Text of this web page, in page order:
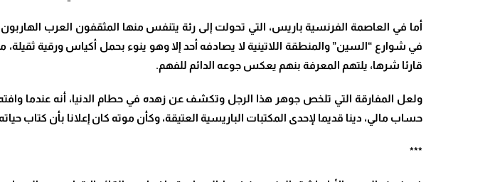
أما في العاصمة الفرنسية باريس، التي تحولت إلى رئة يتنفس منها المثقفون العرب
في شوارع “السين” والمنطقة اللاتينية لا يصادفه أحد إلا وهو ينوء بحمل أكياس ورقية
قارئا شرها، يلتهم المعرفة بنهم يعكس جوعه الدائم للفهم.
ولعل المفارقة التي تلخص جوهر هذا الرجل وتكشف عن زهده في حطام الدنيا، أنه عندما وافته
حساب مالي، دينا قديما لإحدى المكتبات الباريسية العتيقة، وكأن موته كان إعلانا بأن كتاب
***